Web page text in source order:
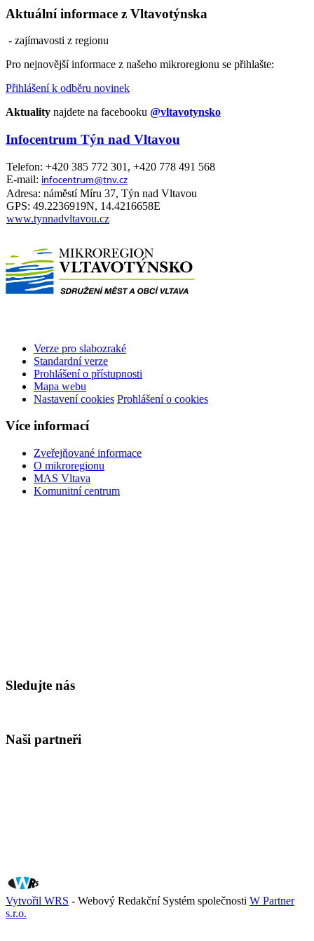
Aktuální informace z Vltavotýnska
- zajímavosti z regionu
Pro nejnovější informace z našeho mikroregionu se přihlašte:
Přihlášení k odběru novinek
Aktuality najdete na facebooku @vltavotynsko
Infocentrum Týn nad Vltavou
Telefon: +420 385 772 301, +420 778 491 568
E-mail: infocentrum@tnv.cz
Adresa: náměstí Míru 37, Týn nad Vltavou
GPS: 49.2236919N, 14.4216658E
www.tynnadvltavou.cz
Verze pro slabozraké
Standardní verze
Prohlášení o přístupnosti
Mapa webu
Nastavení cookies Prohlášení o cookies
Více informací
Zveřejňované informace
O mikroregionu
MAS Vltava
Komunitní centrum
Sledujte nás
Naši partneři
Vytvořil WRS - Webový Redakční Systém společnosti W Partner
s.r.o.